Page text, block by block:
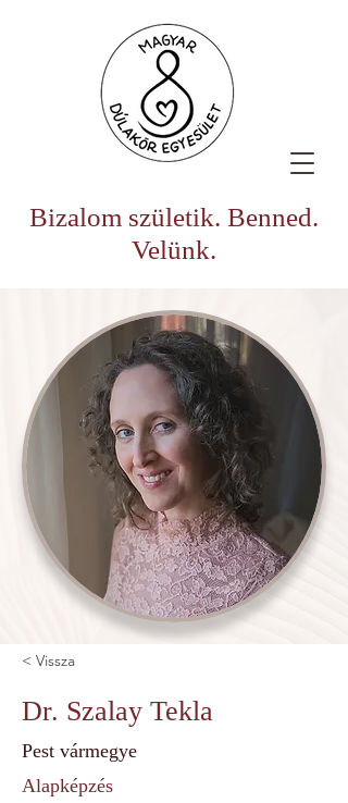
Bizalom születik. Benned.
Velünk.
< Vissza
Dr. Szalay Tekla
Pest vármegye
Alapképzés